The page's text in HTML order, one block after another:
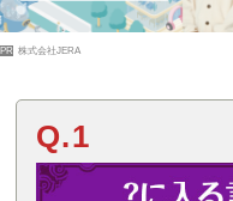
PR 株式会社JERA
Q.1